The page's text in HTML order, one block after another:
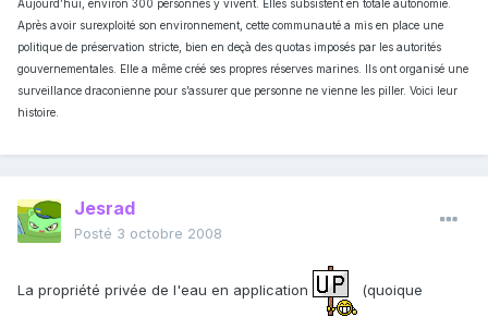
Aujourd’hui, environ 300 personnes y vivent. Elles subsistent en totale autonomie.
Après avoir surexploité son environnement, cette communauté a mis en place une
politique de préservation stricte, bien en deçà des quotas imposés par les autorités
gouvernementales. Elle a même créé ses propres réserves marines. Ils ont organisé une
surveillance draconienne pour s’assurer que personne ne vienne les piller. Voici leur
histoire.
Jesrad
Posté 3 octobre 2008
La propriété privée de l'eau en application (quoique